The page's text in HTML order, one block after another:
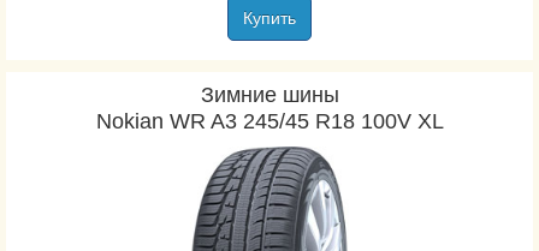
Купить
Зимние шины
Nokian WR A3 245/45 R18 100V XL